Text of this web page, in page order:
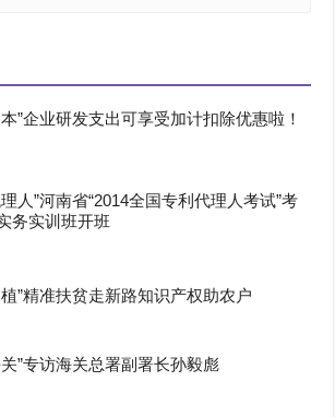
本”企业研发支出可享受加计扣除优惠啦！
理人”河南省“2014全国专利代理人考试”考
务实训班开班
植”精准扶贫走新路知识产权助农户
关”专访海关总署副署长孙毅彪